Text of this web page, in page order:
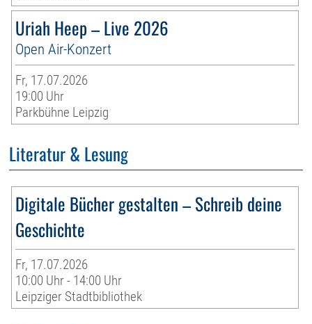
Uriah Heep – Live 2026
Open Air-Konzert
Fr, 17.07.2026
19:00 Uhr
Parkbühne Leipzig
Literatur & Lesung
Digitale Bücher gestalten – Schreib deine
Geschichte
Fr, 17.07.2026
10:00 Uhr - 14:00 Uhr
Leipziger Stadtbibliothek